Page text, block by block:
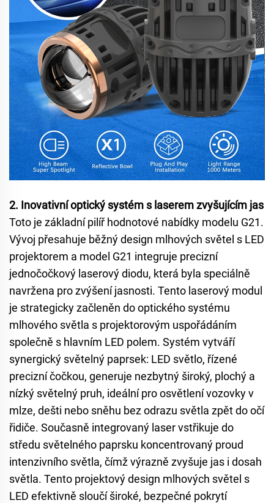
2. Inovativní optický systém s laserem zvyšujícím jas
Toto je základní pilíř hodnotové nabídky modelu G21.
Vývoj přesahuje běžný design mlhových světel s LED
projektorem a model G21 integruje precizní
jednočočkový laserový diodu, která byla speciálně
navržena pro zvýšení jasnosti. Tento laserový modul
je strategicky začleněn do optického systému
mlhového světla s projektorovým uspořádáním
společně s hlavním LED polem. Systém vytváří
synergický světelný paprsek: LED světlo, řízené
precizní čočkou, generuje nezbytný široký, plochý a
nízký světelný pruh, ideální pro osvětlení vozovky v
mlze, dešti nebo sněhu bez odrazu světla zpět do očí
řidiče. Současně integrovaný laser vstřikuje do
středu světelného paprsku koncentrovaný proud
intenzivního světla, čímž výrazně zvyšuje jas i dosah
světla. Tento projektový design mlhových světel s
LED efektivně sloučí široké, bezpečné pokrytí